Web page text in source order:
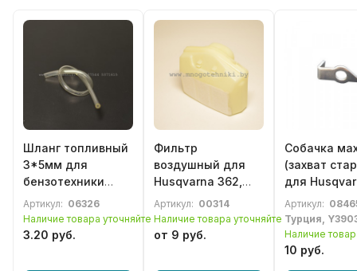
Шланг топливный
3*5мм для
бензотехники
Partner, Jonsered,
Husqvarna
Артикул: 06326
Наличие товара уточняйте
3.20 руб.
Фильтр
воздушный для
Husqvarna 362,
365, 371, 372
Артикул: 00314
Наличие товара уточняйте
от 9 руб.
Собачка
(захват
для
55
Артикул:
Турция,
Наличие
10 руб.